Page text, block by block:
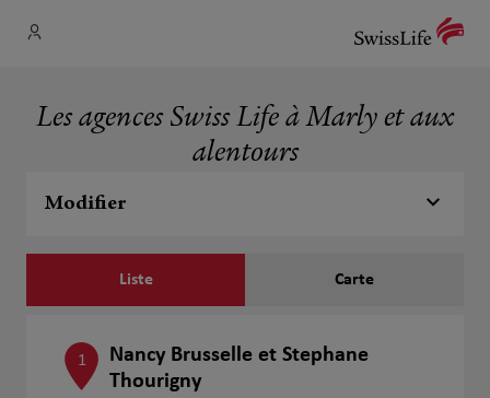
Les agences Swiss Life à Marly et aux
alentours
Modifier
Liste Carte
1
Nancy Brusselle et Stephane
Thourigny